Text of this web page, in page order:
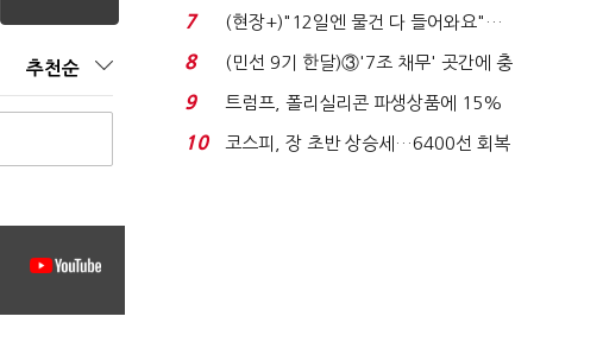
추천순
비 0.2% 감소...
7
(현장+)"12일엔 물건 다 들어와요"…
빈 매대 채우며 문 연 ...
8
(민선 9기 한달)③'7조 채무' 곳간에 충
격…추미애, 20년...
9
트럼프, 폴리실리콘 파생상품에 15%
관세…"미 산업 재건"...
10
코스피, 장 초반 상승세…6400선 회복